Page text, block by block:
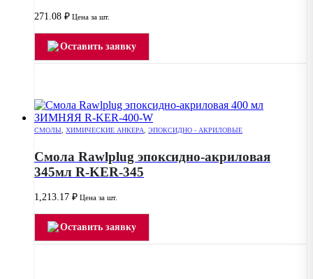
271.08 ₽ Цена за шт.
Оставить заявку
СМОЛЫ ХИМИЧЕСКИЕ АНКЕРА ЭПОКСИДНО - АКРИЛОВЫЕ
Смола Rawlplug эпоксидно-акриловая
345мл R-KER-345
1,213.17 ₽ Цена за шт.
Оставить заявку